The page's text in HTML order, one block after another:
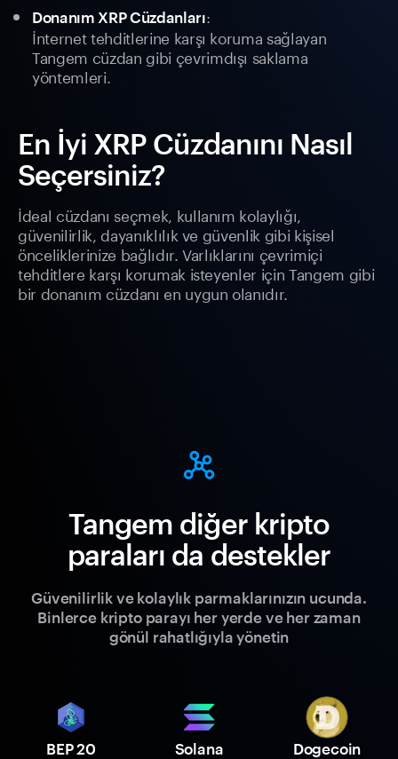
Donanım XRP Cüzdanları:
İnternet tehditlerine karşı koruma sağlayan
Tangem cüzdan gibi çevrimdışı saklama
yöntemleri.
En İyi XRP Cüzdanını Nasıl
Seçersiniz?
İdeal cüzdanı seçmek, kullanım kolaylığı,
güvenilirlik, dayanıklılık ve güvenlik gibi kişisel
önceliklerinize bağlıdır. Varlıklarını çevrimiçi
tehditlere karşı korumak isteyenler için Tangem gibi
bir donanım cüzdanı en uygun olanıdır.
Tangem diğer kripto
paraları da destekler
Güvenilirlik ve kolaylık parmaklarınızın ucunda.
Binlerce kripto parayı her yerde ve her zaman
gönül rahatlığıyla yönetin
BEP 20 Solana Dogecoin